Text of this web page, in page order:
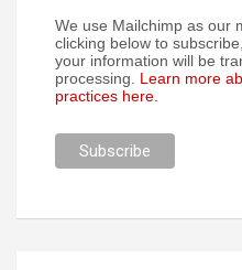
We use Mailchimp as our
clicking below to
your information will be
processing. Learn more
practices here.